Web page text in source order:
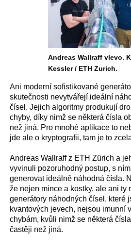
Andreas Wallraff vlevo.
Kessler / ETH Zurich.
Ani moderní sofistikované
skutečnosti nevytvářejí ideální
čísel. Jejich algoritmy produkují
chyby, díky nimž se některá čísla
než jiná. Pro mnohé aplikace to
jde ale o kryptografii, tam je to
Andreas Wallraff z ETH Zürich a
vyvinuli pozoruhodný postup, s
generovat ideálně náhodná čísla.
že nejen mince a kostky, ale ani ty
generátory náhodných čísel, které
kvantových jevech, nejsou imunní
chybám, kvůli nimž se některá
častěji než jiná.